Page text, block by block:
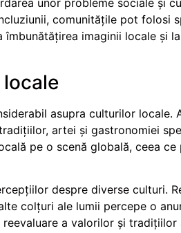
unor probleme sociale și
comunitățile pot folosi
imaginii locale și
asupra culturilor locale.
artei și gastronomiei
pe o scenă globală, ceea ce
despre diverse culturi.
colțuri ale lumii percepe o
a valorilor și tradițiilor